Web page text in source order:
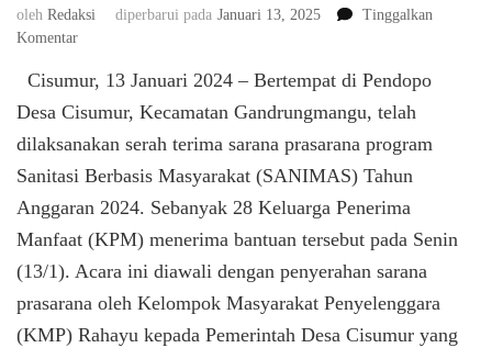
oleh Redaksi diperbarui pada Januari 13, 2025
Tinggalkan
Komentarpada
Terima
Sarana
IBM
Sanimas
Tahun
di
Desa
Cisumur, 13 Januari 2024 – Bertempat di Pendopo
Desa Cisumur, Kecamatan Gandrungmangu, telah
dilaksanakan serah terima sarana prasarana program
Sanitasi Berbasis Masyarakat (SANIMAS) Tahun
Anggaran 2024. Sebanyak 28 Keluarga Penerima
Manfaat (KPM) menerima bantuan tersebut pada Senin
(13/1). Acara ini diawali dengan penyerahan sarana
prasarana oleh Kelompok Masyarakat Penyelenggara
(KMP) Rahayu kepada Pemerintah Desa Cisumur yang